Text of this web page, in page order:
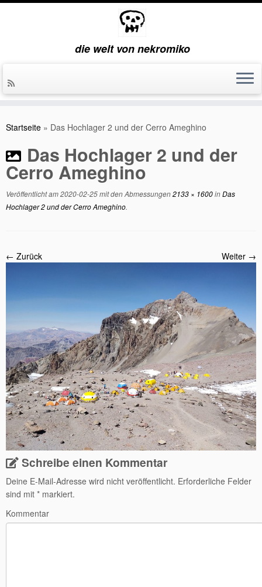
Inhalt
die welt von nekromiko
Startseite » Das Hochlager 2 und der Cerro Ameghino
Das Hochlager 2 und der
Cerro Ameghino
Veröffentlicht am2020-02-25mit den Abmessungen2133 × 1600inDas
Hochlager 2 und der Cerro Ameghino.
← Zurück Weiter →
Schreibe einen Kommentar
Deine E-Mail-Adresse wird nicht veröffentlicht. Erforderliche Felder
sind mit * markiert.
Kommentar